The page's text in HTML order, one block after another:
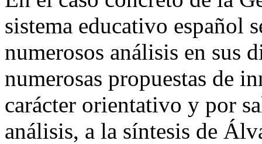
sistema educativo español
numerosos análisis en sus
numerosas propuestas de
carácter orientativo y por
análisis, a la síntesis de